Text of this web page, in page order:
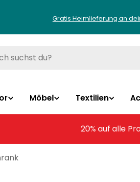
Gratis Heimlieferung an
Möbel Textilien
20% auf alle